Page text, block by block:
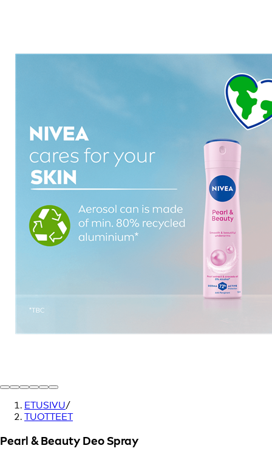
ETUSIVU/
TUOTTEET
Pearl & Beauty Deo Spray